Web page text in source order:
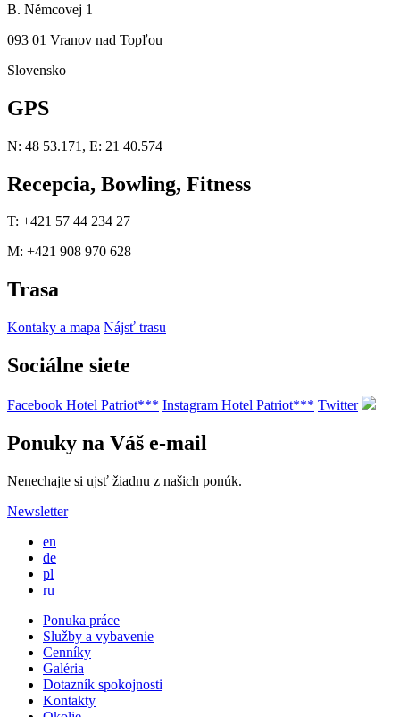
B. Němcovej 1
093 01 Vranov nad Topľou
Slovensko
GPS
N: 48 53.171, E: 21 40.574
Recepcia, Bowling, Fitness
T: +421 57 44 234 27
M: +421 908 970 628
Trasa
Kontaky a mapa Nájsť trasu
Sociálne siete
Facebook Hotel Patriot*** Instagram Hotel Patriot*** Twitter
Ponuky na Váš e-mail
Nenechajte si ujsť žiadnu z našich ponúk.
Newsletter
en
de
pl
ru
Ponuka práce
Služby a vybavenie
Cenníky
Galéria
Dotazník spokojnosti
Kontakty